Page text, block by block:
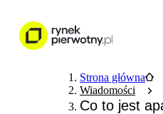
Nieruchomości
Strona główna
Wiadomości
Co to jest